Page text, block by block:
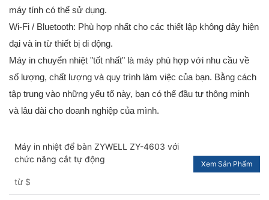
máy tính có thể sử dụng.
Wi-Fi / Bluetooth: Phù hợp nhất cho các thiết lập không dây hiện
đại và in từ thiết bị di động.
Máy in chuyển nhiệt "tốt nhất" là máy phù hợp với nhu cầu về
số lượng, chất lượng và quy trình làm việc của bạn. Bằng cách
tập trung vào những yếu tố này, bạn có thể đầu tư thông minh
và lâu dài cho doanh nghiệp của mình.
Máy in nhiệt để bàn ZYWELL ZY-4603 với
chức năng cắt tự động
từ $
Xem Sản Phẩm